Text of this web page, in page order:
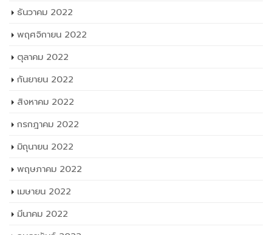
ธันวาคม 2022
พฤศจิกายน 2022
ตุลาคม 2022
กันยายน 2022
สิงหาคม 2022
กรกฎาคม 2022
มิถุนายน 2022
พฤษภาคม 2022
เมษายน 2022
มีนาคม 2022